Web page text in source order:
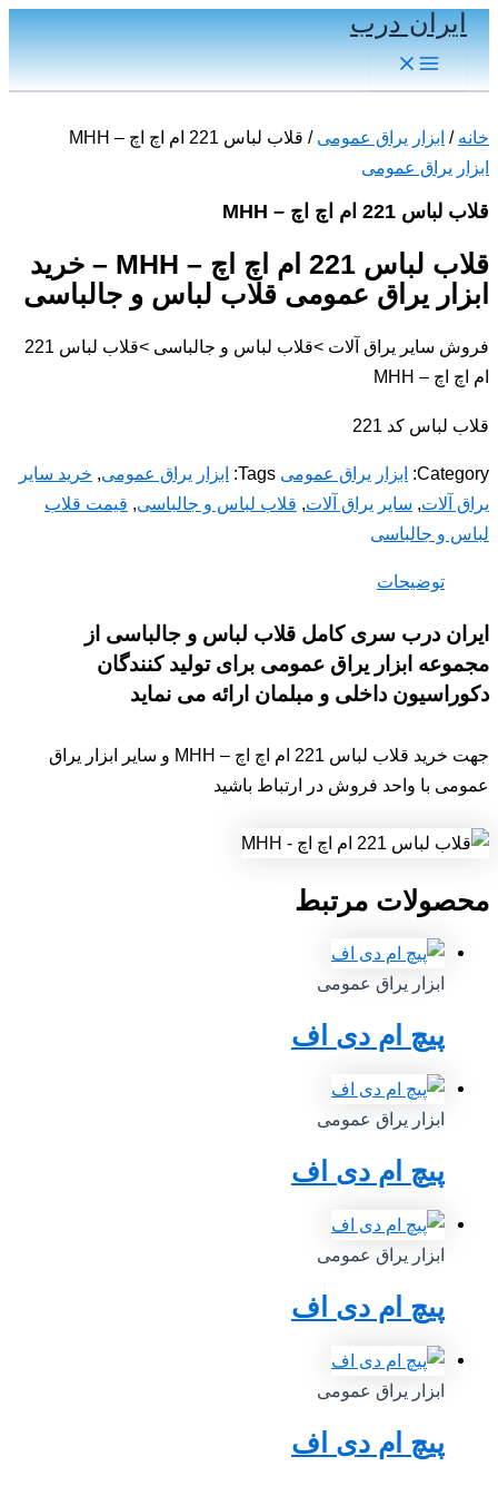
پرش
به
محتوا
ایران درب
Main
Menu
خانه / ابزار یراق عمومی / قلاب لباس 221 ام اچ اچ – MHH
ابزار یراق عمومی
قلاب لباس 221 ام اچ اچ – MHH
قلاب لباس 221 ام اچ اچ – MHH – خرید
ابزار یراق عمومی قلاب لباس و جالباسی
فروش سایر یراق آلات >قلاب لباس و جالباسی >قلاب لباس 221
ام اچ اچ – MHH
قلاب لباس کد 221
Category: ابزار یراق عمومی Tags: ابزار یراق عمومی, خرید سایر
یراق آلات, سایر یراق آلات, قلاب لباس و جالباسی, قیمت قلاب
لباس و جالباسی
توضیحات
ایران درب سری کامل قلاب لباس و جالباسی از
مجموعه ابزار یراق عمومی برای تولید کنندگان
دکوراسیون داخلی و مبلمان ارائه می نماید
جهت خرید قلاب لباس 221 ام اچ اچ – MHH و سایر ابزار یراق
عمومی با واحد فروش در ارتباط باشید
محصولات مرتبط
ابزار یراق عمومی
پیچ ام دی اف
ابزار یراق عمومی
پیچ ام دی اف
ابزار یراق عمومی
پیچ ام دی اف
ابزار یراق عمومی
پیچ ام دی اف